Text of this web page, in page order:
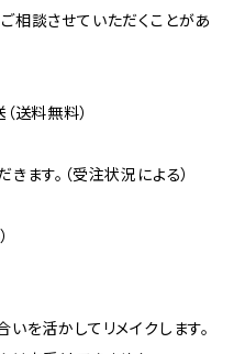
相談させていただくことがあ
送料無料）
ます。（受注状況による）
を活かしてリメイクします。